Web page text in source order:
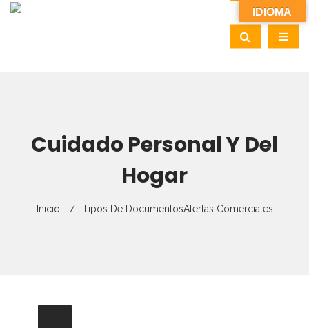
Cuidado Personal Y Del
Hogar
Inicio Tipos De DocumentosAlertas Comerciales
IDIOMA